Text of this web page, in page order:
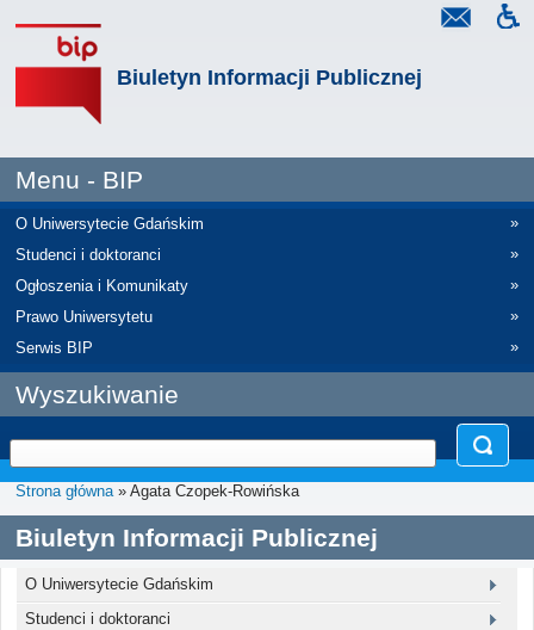
Biuletyn Informacji Publicznej
Menu - BIP
O Uniwersytecie Gdańskim
»
Studenci i doktoranci
»
Ogłoszenia i Komunikaty
»
Prawo Uniwersytetu
»
Serwis BIP
»
Wyszukiwanie
Strona główna» Agata Czopek-Rowińska
Biuletyn Informacji Publicznej
O Uniwersytecie Gdańskim
Studenci i doktoranci